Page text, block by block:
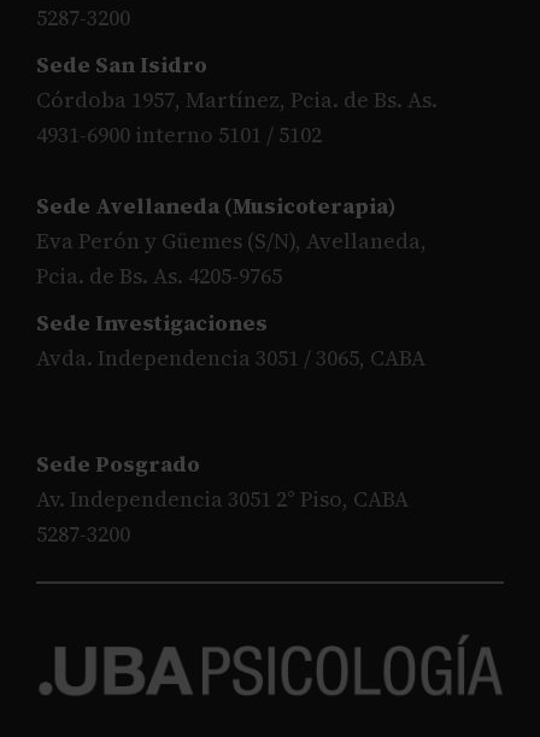
5287-3200
Sede San Isidro
Córdoba 1957, Martínez, Pcia. de Bs. As.
4931-6900 interno 5101 / 5102
Sede Avellaneda (Musicoterapia)
Eva Perón y Güemes (S/N), Avellaneda,
Pcia. de Bs. As. 4205-9765
Sede Investigaciones
Avda. Independencia 3051 / 3065, CABA
Sede Posgrado
Av. Independencia 3051 2° Piso, CABA
5287-3200